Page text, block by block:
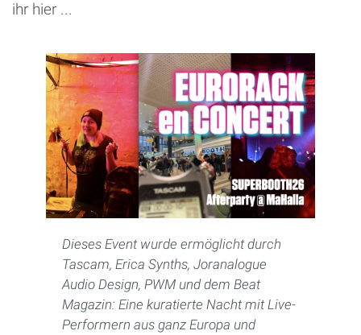
ihr hier ...
Dieses Event wurde ermöglicht durch
Tascam, Erica Synths, Joranalogue
Audio Design, PWM und dem Beat
Magazin: Eine kuratierte Nacht mit Live-
Performern aus ganz Europa und